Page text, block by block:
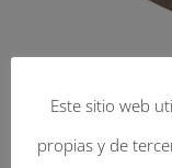
Este sitio web
propias y de